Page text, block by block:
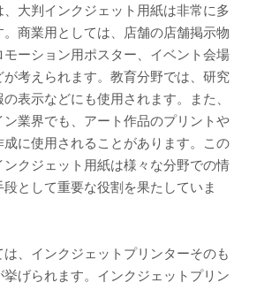
、大判インクジェット用紙は非常に多
商業用としては、店舗の店舗掲示物
ーション用ポスター、イベント会場
が考えられます。教育分野では、研究
表示などにも使用されます。また、
ン業界でも、アート作品のプリントや
成に使用されることがあります。この
ンクジェット用紙は様々な分野での情
として重要な役割を果たしていま
、インクジェットプリンターそのも
げられます。インクジェットプリン